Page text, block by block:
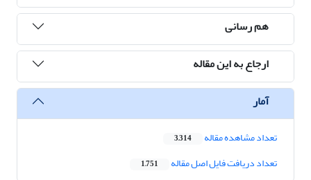
هم رسانی
ارجاع به این مقاله
آمار
تعداد مشاهده مقاله 3,314
تعداد دریافت فایل اصل مقاله 1,751